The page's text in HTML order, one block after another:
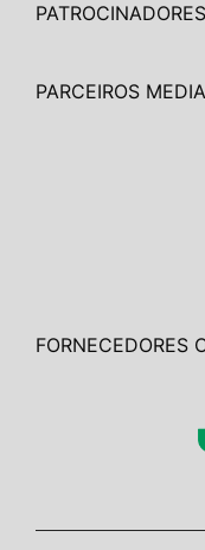
PARCEIROS MEDIA
FORNECEDORES